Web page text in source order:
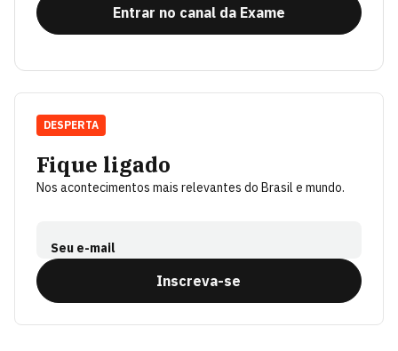
Entrar no canal da Exame
Fique ligado
Nos acontecimentos mais relevantes do Brasil e mundo.
Seu e-mail
Inscreva-se
DESPERTA